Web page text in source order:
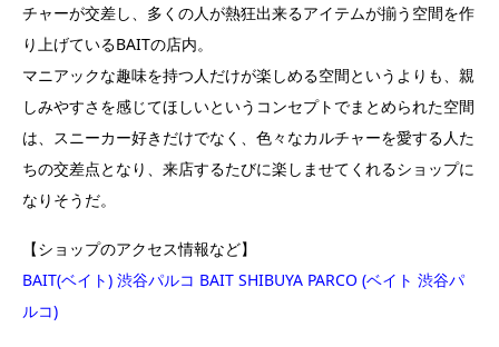
チャーが交差し、多くの人が熱狂出来るアイテムが揃う空間を作
り上げているBAITの店内。
マニアックな趣味を持つ人だけが楽しめる空間というよりも、親
しみやすさを感じてほしいというコンセプトでまとめられた空間
は、スニーカー好きだけでなく、色々なカルチャーを愛する人た
ちの交差点となり、来店するたびに楽しませてくれるショップに
なりそうだ。
【ショップのアクセス情報など】
BAIT(ベイト) 渋谷パルコ BAIT SHIBUYA PARCO (ベイト 渋谷パ
ルコ)